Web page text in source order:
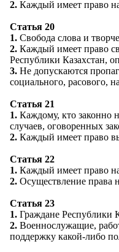
2. Каждый имеет право
Статья 20
1. Свобода слова и
2. Каждый имеет право
Республики Казахстан,
3. Не допускаются
социального, расового,
Статья 21
1. Каждому, кто законно
случаев, оговоренных
2. Каждый имеет право
Статья 22
1. Каждый имеет право
2. Осуществление права
Статья 23
1. Граждане Республики
2. Военнослужащие,
поддержку какой-либо